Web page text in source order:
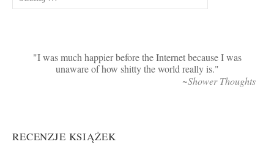
I was much happier before the Internet because I was
unaware of how shitty the world really is.
~Shower Thoughts
RECENZJE KSIĄŻEK